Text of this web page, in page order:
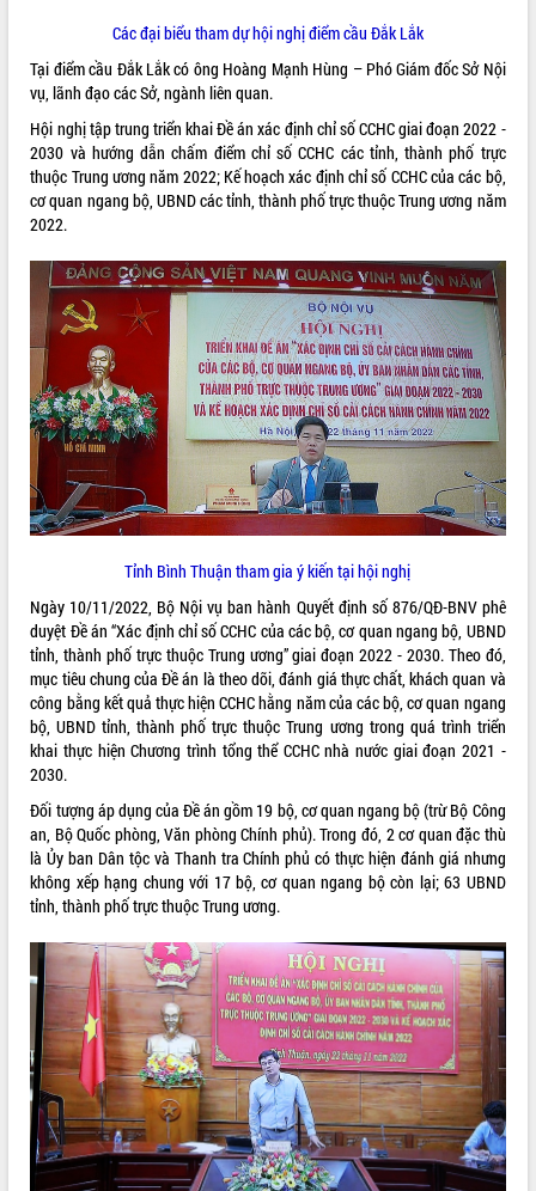
VIDEO
Lễ truy tặng danh hiệu “Bà Mẹ Việt
Nam Anh hùng” và trao Huân chương
Lao động
vụ 6 tháng cuối năm 2026
Kỳ họp thứ Hai, Hội đồng nhân dân
tỉnh khóa XI quyết nghị nhiều nội dung
quan trọng
Bí thư Tỉnh ủy Lương Nguyễn Minh
Triết thăm, tặng quà người có công với
cách mạng
Rà soát, hoàn thiện hệ thống thiết chế
văn hóa, thể thao đáp ứng yêu cầu
phát triển mới
Thường trực HĐND tỉnh Đắk Lắk gặp
mặt Đoàn chuyên gia y tế TP. Hồ Chí
Minh
Lễ truy điệu và an táng hài cốt liệt sĩ
tại Nghĩa trang Liệt sĩ xã Sơn Hòa
ALBUM ẢNH
LIÊN KẾT WEB
Các đại biểu tham dự hội nghị điểm cầu Đắk Lắk
Tại điểm cầu Đắk Lắk có ông Hoàng Mạnh Hùng – Phó Giám đốc Sở Nội
vụ, lãnh đạo các Sở, ngành liên quan.
Hội nghị tập trung triển khai Đề án xác định chỉ số CCHC giai đoạn 2022 -
2030 và hướng dẫn chấm điểm chỉ số CCHC các tỉnh, thành phố trực
thuộc Trung ương năm 2022; Kế hoạch xác định chỉ số CCHC của các bộ,
cơ quan ngang bộ, UBND các tỉnh, thành phố trực thuộc Trung ương năm
2022.
Tỉnh Bình Thuận tham gia ý kiến tại hội nghị
Ngày 10/11/2022, Bộ Nội vụ ban hành Quyết định số 876/QĐ-BNV phê
duyệt Đề án “Xác định chỉ số CCHC của các bộ, cơ quan ngang bộ, UBND
tỉnh, thành phố trực thuộc Trung ương” giai đoạn 2022 - 2030. Theo đó,
mục tiêu chung của Đề án là theo dõi, đánh giá thực chất, khách quan và
công bằng kết quả thực hiện CCHC hằng năm của các bộ, cơ quan ngang
bộ, UBND tỉnh, thành phố trực thuộc Trung ương trong quá trình triển
khai thực hiện Chương trình tổng thể CCHC nhà nước giai đoạn 2021 -
2030.
Đối tượng áp dụng của Đề án gồm 19 bộ, cơ quan ngang bộ (trừ Bộ Công
an, Bộ Quốc phòng, Văn phòng Chính phủ). Trong đó, 2 cơ quan đặc thù
là Ủy ban Dân tộc và Thanh tra Chính phủ có thực hiện đánh giá nhưng
không xếp hạng chung với 17 bộ, cơ quan ngang bộ còn lại; 63 UBND
tỉnh, thành phố trực thuộc Trung ương.